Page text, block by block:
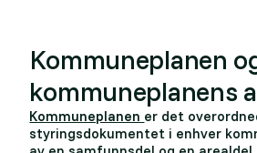
Kommuneplanen
kommuneplanens
Kommuneplanen er det
styringsdokumentet i enhver